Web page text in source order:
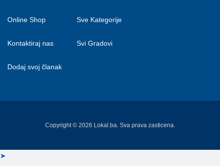
Online Shop
Kontaktiraj nas
Dodaj svoj članak
Sve Kategorije
Svi Gradovi
Copyright © 2026 Lokal.ba. Sva prava zasticena.
➤